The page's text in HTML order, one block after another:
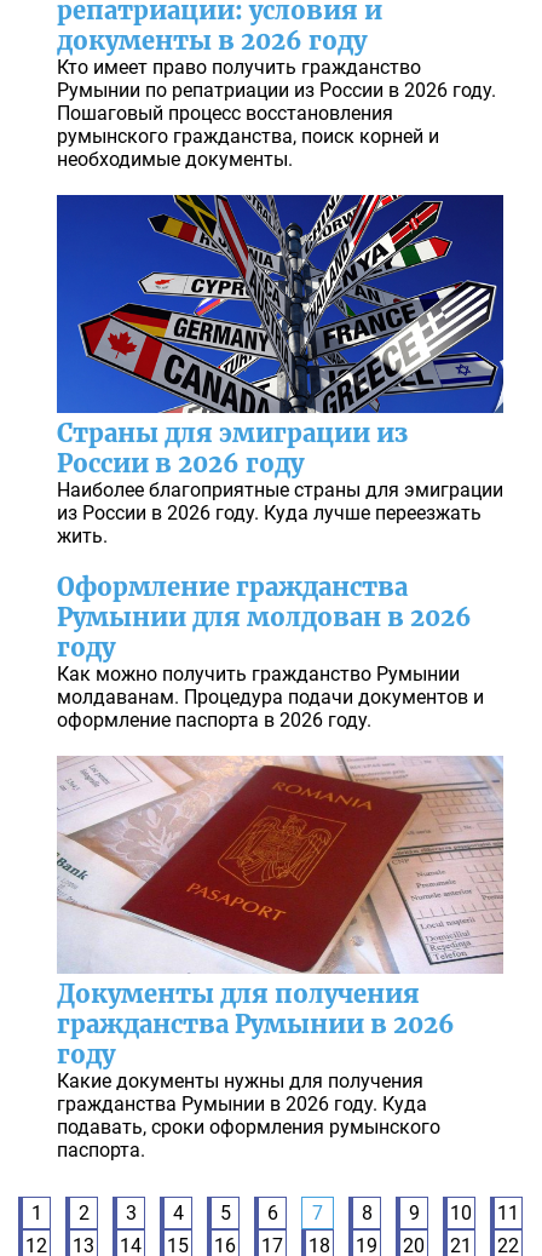
репатриации: условия и
документы в 2026 году
Кто имеет право получить гражданство
Румынии по репатриации из России в 2026 году.
Пошаговый процесс восстановления
румынского гражданства, поиск корней и
необходимые документы.
Страны для эмиграции из
России в 2026 году
Наиболее благоприятные страны для эмиграции
из России в 2026 году. Куда лучше переезжать
жить.
Оформление гражданства
Румынии для молдован в 2026
году
Как можно получить гражданство Румынии
молдаванам. Процедура подачи документов и
оформление паспорта в 2026 году.
Документы для получения
гражданства Румынии в 2026
году
Какие документы нужны для получения
гражданства Румынии в 2026 году. Куда
подавать, сроки оформления румынского
паспорта.
1 2 3 4 5 6 7 8 9 10
11
12
13 14 15 16 17 18 19 20 21
22